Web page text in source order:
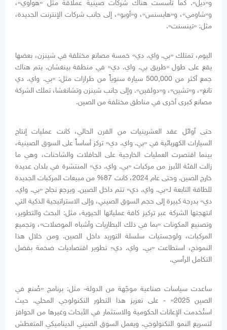
و«ديل». كما تأسست هناك شركات صينية عملاقة مثل «هواوي»،
و«شاومي»، و«هايسنس»، و«أوبو»، إلى جانب شركات الإنترنت الجديدة،
مثل: «تينسنت».
اليوم، تمتلك «بي. واي. دي» خمسة مصانع مختلفة في شينزن، بعضها
يقع على طول «طريق بي. واي. دي» في منطقة بينغشان. يتم هناك
جمع أكثر من 500,000 سيارة سنوياً من طرازات مثل: «بي. واي. دي
تانغ»، و«تشين»، و«دولفين». وإلى جانب شينزن وتشانغشا، تملك الشركة
مصانع كبرى أخرى في مناطق مختلفة من الصين.
حتى أوائل عقد العشرينيات من القرن الحالي، كانت عمليات إنتاج
السيارات الكهربائية في «بي. واي. دي» تركز أساساً على السوق الصينية،
بينما اقتصرت العمليات الخارجية على الحافلات والشاحنات، وهي ما
زالت الفئة الأبرز من مركبات «بي. واي. دي» المنتشرة في بلدان عديدة
خارج الصين. وحتى عام 2024، كانت 87% من مبيعات المركبات الجديدة
للطاقة التابعة لـ«بي. واي. دي» تتم داخل الصين. ويرجع نجاح «بي. واي.
دي» بدرجة كبيرة إلى حجم السوق الصيني، وإلى الاستراتيجية الذكية التي
انتهجتها الشركة عبر تركيز كافة عملياتها الحيوية، مثل: البحث والتطوير،
وتصنيع المكونات «بما في ذلك البطاريات وأشباه الموصلات»، وتجميع
المركبات، ولوجستيات سلسلة التوريد داخل الصين. ومن خلال هذا
النموذج، استطاعت «بي. واي. دي» تطوير اقتصاديات ضخمة بفضل
التكامل الرأسي.
ساعدت سياسات صناعية موجّهة من الدولة- مثل: برنامج «صُنع في
الصين 2025» - على تعزيز هذا التطور التكنولوجي المحلي. حيث
استُخدمت الإعانات الحكومية والاستثمار في الأبحاث وغيرها من الحوافز
لتسريع النمو التكنولوجي. ويعمل السوق الصيني الديناميكي المتعطش